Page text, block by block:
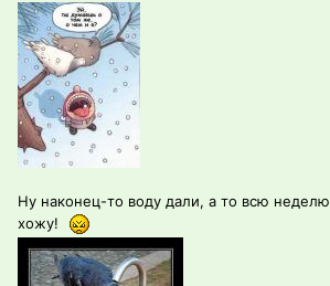
Ну наконец-то воду дали, а то всю неделю
хожу!